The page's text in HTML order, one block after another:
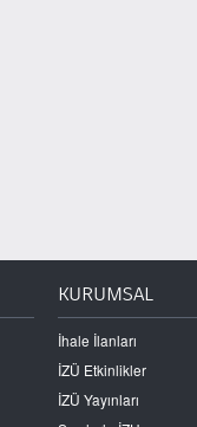
KURUMSAL
İhale İlanları
İZÜ Etkinlikler
İZÜ Yayınları